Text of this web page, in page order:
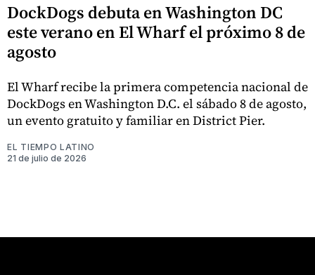
DockDogs debuta en Washington DC
este verano en El Wharf el próximo 8 de
agosto
El Wharf recibe la primera competencia nacional de
DockDogs en Washington D.C. el sábado 8 de agosto,
un evento gratuito y familiar en District Pier.
EL TIEMPO LATINO
21 de julio de 2026